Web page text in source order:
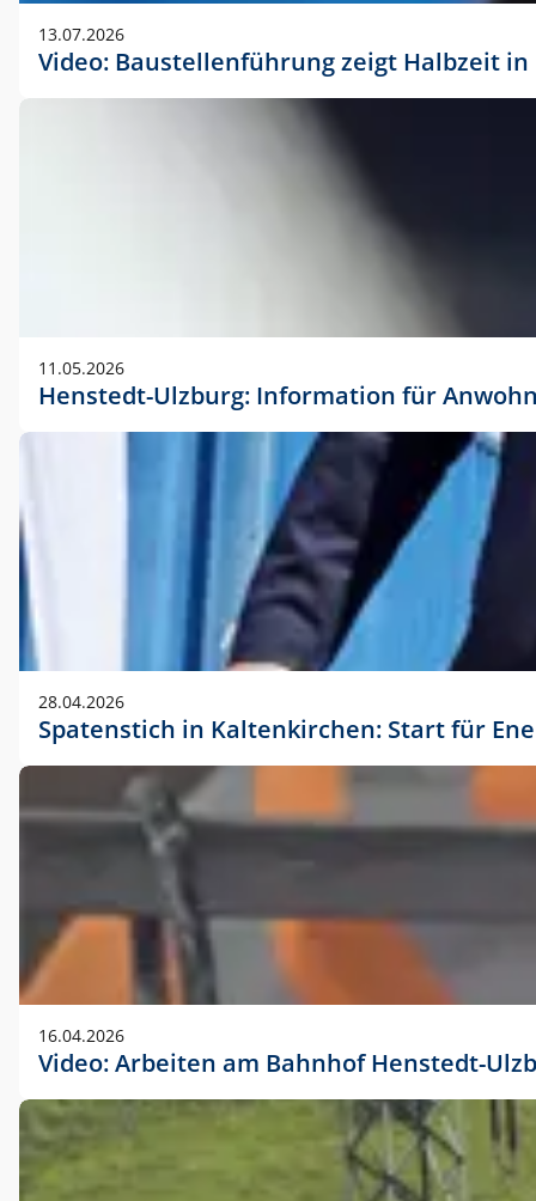
13.07.2026
Video: Baustellenführung zeigt Halbzeit
11.05.2026
Henstedt-Ulzburg: Information für
28.04.2026
Spatenstich in Kaltenkirchen: Start für
16.04.2026
Video: Arbeiten am Bahnhof Henstedt-